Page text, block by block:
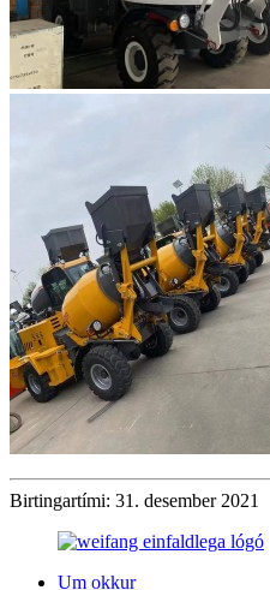
Birtingartími: 31. desember 2021
Um okkur